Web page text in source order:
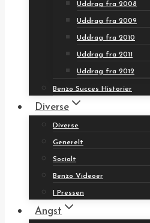
Uddrag fra 2008
Uddrag fra 2009
Uddrag fra 2010
Uddrag fra 2011
Uddrag fra 2012
Benzo Succes Historier
Diverse
Diverse
Generelt
Socialt
Benzo Videoer
I Pressen
Angst